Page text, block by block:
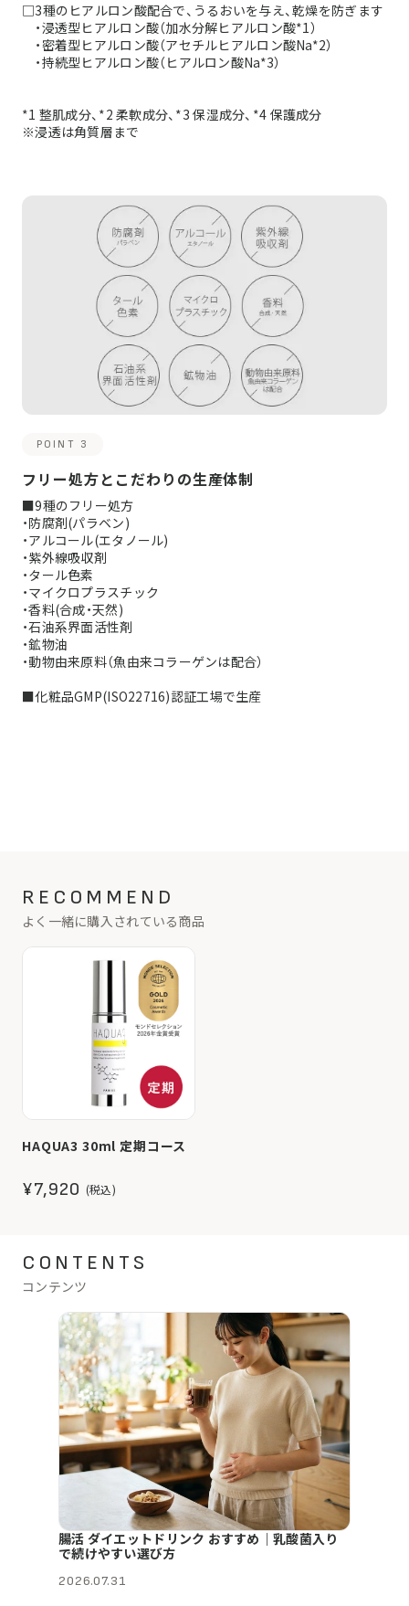
□3種のヒアルロン酸配合で、うるおいを与え、乾燥を防ぎます
・浸透型ヒアルロン酸（加水分解ヒアルロン酸*1）
・密着型ヒアルロン酸（アセチルヒアルロン酸Na*2）
・持続型ヒアルロン酸（ヒアルロン酸Na*3）
*1 整肌成分、*2 柔軟成分、*3 保湿成分、*4 保護成分
※浸透は角質層まで
POINT 3
フリー処方とこだわりの生産体制
■9種のフリー処方
・防腐剤(パラベン)
・アルコール(エタノール)
・紫外線吸収剤
・タール色素
・マイクロプラスチック
・香料(合成・天然)
・石油系界面活性剤
・鉱物油
・動物由来原料（魚由来コラーゲンは配合）
■化粧品GMP(ISO22716)認証工場で生産
RECOMMEND
よく一緒に購入されている商品
HAQUA3 30ml 定期コース
¥7,920 (税込)
CONTENTS
コンテンツ
腸活 ダイエットドリンク おすすめ｜乳酸菌入り
で続けやすい選び方
2026.07.31